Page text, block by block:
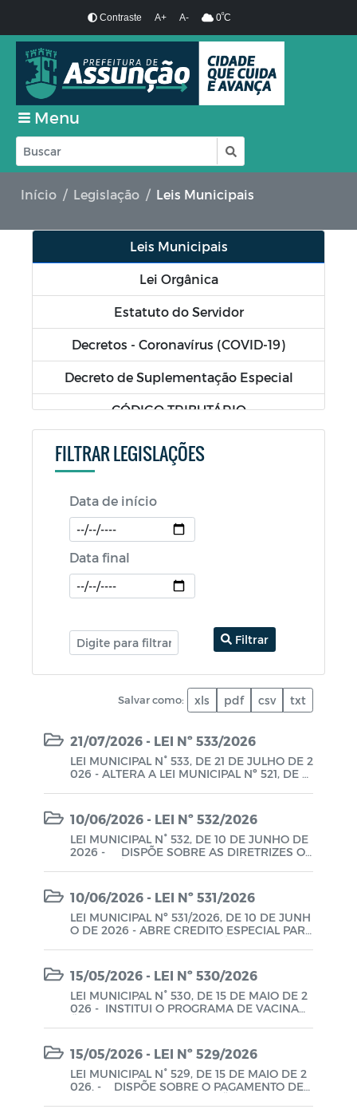
Contraste A+ A- 0ºC
Menu
Início Legislação Leis Municipais
Leis Municipais
Lei Orgânica
Estatuto do Servidor
Decretos - Coronavírus (COVID-19)
Decreto de Suplementação Especial
CÓDIGO TRIBUTÁRIO
LDO - Lei de Diretrizes Orçamentárias
LOA - Lei Orçamentária Anual
PPA - Plano Plurianual
RGF - Relatório da Gestão Fiscal
RREO - Relatório Resumido da Execução
Orçamentária
PCA - Prestação de Contas Anual
FILTRAR LEGISLAÇÕES
Data de início
Data final
Filtrar
Salvar como: xls pdf csv txt
21/07/2026 - LEI Nº 533/2026
LEI MUNICIPAL N° 533, DE 21 DE JULHO DE 2
026 - ALTERA A LEI MUNICIPAL Nº 521, DE 2
CONTAS DO ESTADO DA PARAÍBA – TCE/PB
(PROCESSO TC Nº 03670/26), E DÁ OUTRAS
PROVIDÊNCIAS.
10/06/2026 - LEI Nº 532/2026
LEI MUNICIPAL N° 532, DE 10 DE JUNHO DE
2026 - DISPÕE SOBRE AS DIRETRIZES OR
S - LDO 2026.
10/06/2026 - LEI Nº 531/2026
LEI MUNICIPAL Nº 531/2026, DE 10 DE JUNH
O DE 2026 - ABRE CREDITO ESPECIAL PARA
15/05/2026 - LEI Nº 530/2026
LEI MUNICIPAL N° 530, DE 15 DE MAIO DE 2
026 - INSTITUI O PROGRAMA DE VACINAÇ
NTAL DAS ESCOLAS PÚBLICAS DO MUNICÍP
IO DE ASSUNÇÃO/PB.
15/05/2026 - LEI Nº 529/2026
LEI MUNICIPAL N° 529, DE 15 DE MAIO DE 2
026. - DISPÕE SOBRE O PAGAMENTO DE